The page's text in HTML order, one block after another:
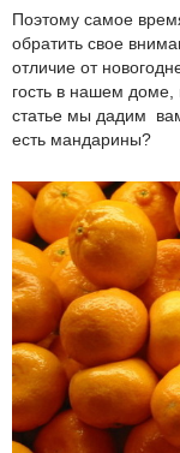
Поэтому самое
обратить свое
отличие от
гость в нашем
статье мы дадим
есть мандарины?